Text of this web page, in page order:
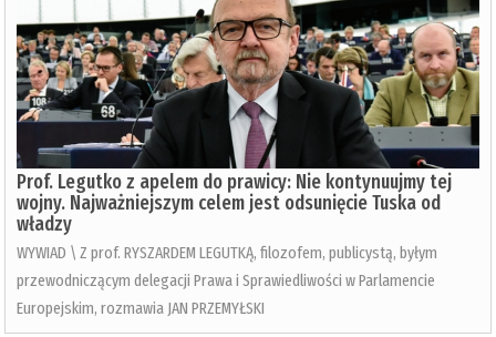
Prof. Legutko z apelem do prawicy: Nie kontynuujmy tej
wojny. Najważniejszym celem jest odsunięcie Tuska od
władzy
WYWIAD \ Z prof. RYSZARDEM LEGUTKĄ, filozofem, publicystą, byłym
przewodniczącym delegacji Prawa i Sprawiedliwości w Parlamencie
Europejskim, rozmawia JAN PRZEMYŁSKI